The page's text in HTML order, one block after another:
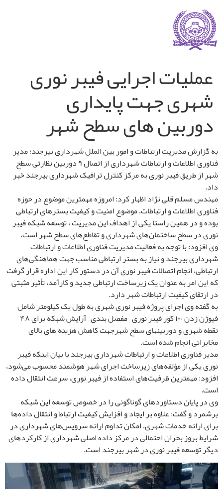
عملیات اجرایی فیبر نوری
شهری جهت پایداری
دوربین های سطح شهر
به گزارش مدیریت ارتباطات و امور بین الملل شهرداری بیرجند؛ مدیر
فناوری اطلاعات و ارتباطات شهرداری از اتصال ۹ دوربین نظارتی سطح
شهر از طریق فیبر نوری به مرکز کنترل ترافیک شهرداری بیرجند خبر
داد.
مهندس مسلم قلی نژاد اظهار کرد: امروزه مهمترین موضوع در حوزه
فناوری اطلاعات و ارتباطات، موضوع امنیت و کیفیت بسترهای ارتباطی
بوده و در همین راستا یکی از اهداف این مدیریت ، توسعه شبکه فیبر
نوری در سطح ساختمان‌های شهرداری و تقاطع‌های سطح شهر است.
وی افزود: با توجه به فعالیت مدیریت فناوری اطلاعات و ارتباطات
شهرداری بیرجند و نیاز به بستر ارتباطی مناسب جهت هماهنگی‌های
ارتباطی، انجام اتصالات فیبر نوری آن در دستور کار این اداره قرار گرفت
که این امر به عنوان یک زیرساخت ارتباطی جدید و کارآمد، تأثیر مثبتی
در ارتقای کیفیت ارتباطات شهر دارد.
به گفته وی اجرای پروژه فیبر نوری شهری به طول یک کیلومتر شامل
فیوژن زدن ۱۰۰ کور فیبر نوری – مفصل بندی – آرایش شبکه برای ۴۸
نقطه شهری و دوربینهای سطح شهرجهت کاهش هزینه های بالای
مخابراتی انجام شده است.
مدیر فناوری اطلاعات و ارتباطات شهرداری بیرجند با بیان اینکه فیبر
نوری یکی از مؤلفه‌های زیرساخت اجرای شهر هوشمند محسوب می‌شود،
افزود: مهمترین ظرفیت‌های استفاده از فیبر نوری، سرعت انتقال داده
است.
وی در پایان دستاوردهای گوناگونی را در خصوص توسعه این شبکه
برشمرد و گفت: علاوه بر ایجاد و افزایش کیفیت ارتباط و انتقال داده‌ها
برای ارائه خدمات شهری، امکان تداوم ارائه سرویس‌های شهرداری در
شرایط بروز بحران احتمالی در مرکز داده اصلی شهرداری از کارکردهای
دیگر توسعه فیبر نوری در شهر بیرجند است.